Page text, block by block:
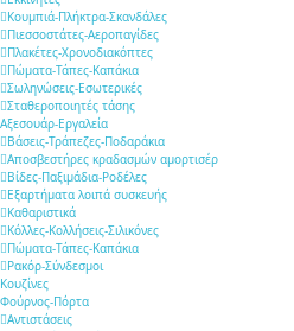
Κουμπιά-Πλήκτρα-Σκανδάλες
Πιεσσοστάτες-Αεροπαγίδες
Πλακέτες-Χρονοδιακόπτες
Πώματα-Τάπες-Καπάκια
Σωληνώσεις-Εσωτερικές
Σταθεροποιητές τάσης
Αξεσουάρ-Εργαλεία
Βάσεις-Τράπεζες-Ποδαράκια
Αποσβεστήρες κραδασμών αμορτισέρ
Βίδες-Παξιμάδια-Ροδέλες
Εξαρτήματα λοιπά συσκευής
Καθαριστικά
Κόλλες-Κολλήσεις-Σιλικόνες
Πώματα-Τάπες-Καπάκια
Ρακόρ-Σύνδεσμοι
Κουζίνες
Φούρνος-Πόρτα
Αντιστάσεις